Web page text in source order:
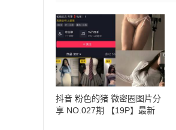
抖音 粉色的猪 微密圈图片分
享 NO.027期 【19P】最新